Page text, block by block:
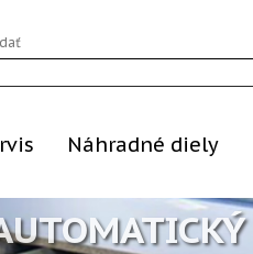
Náhradné diely